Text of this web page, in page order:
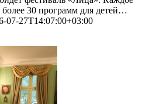
более 30 программ для детей…
07-27T14:07:00+03:00